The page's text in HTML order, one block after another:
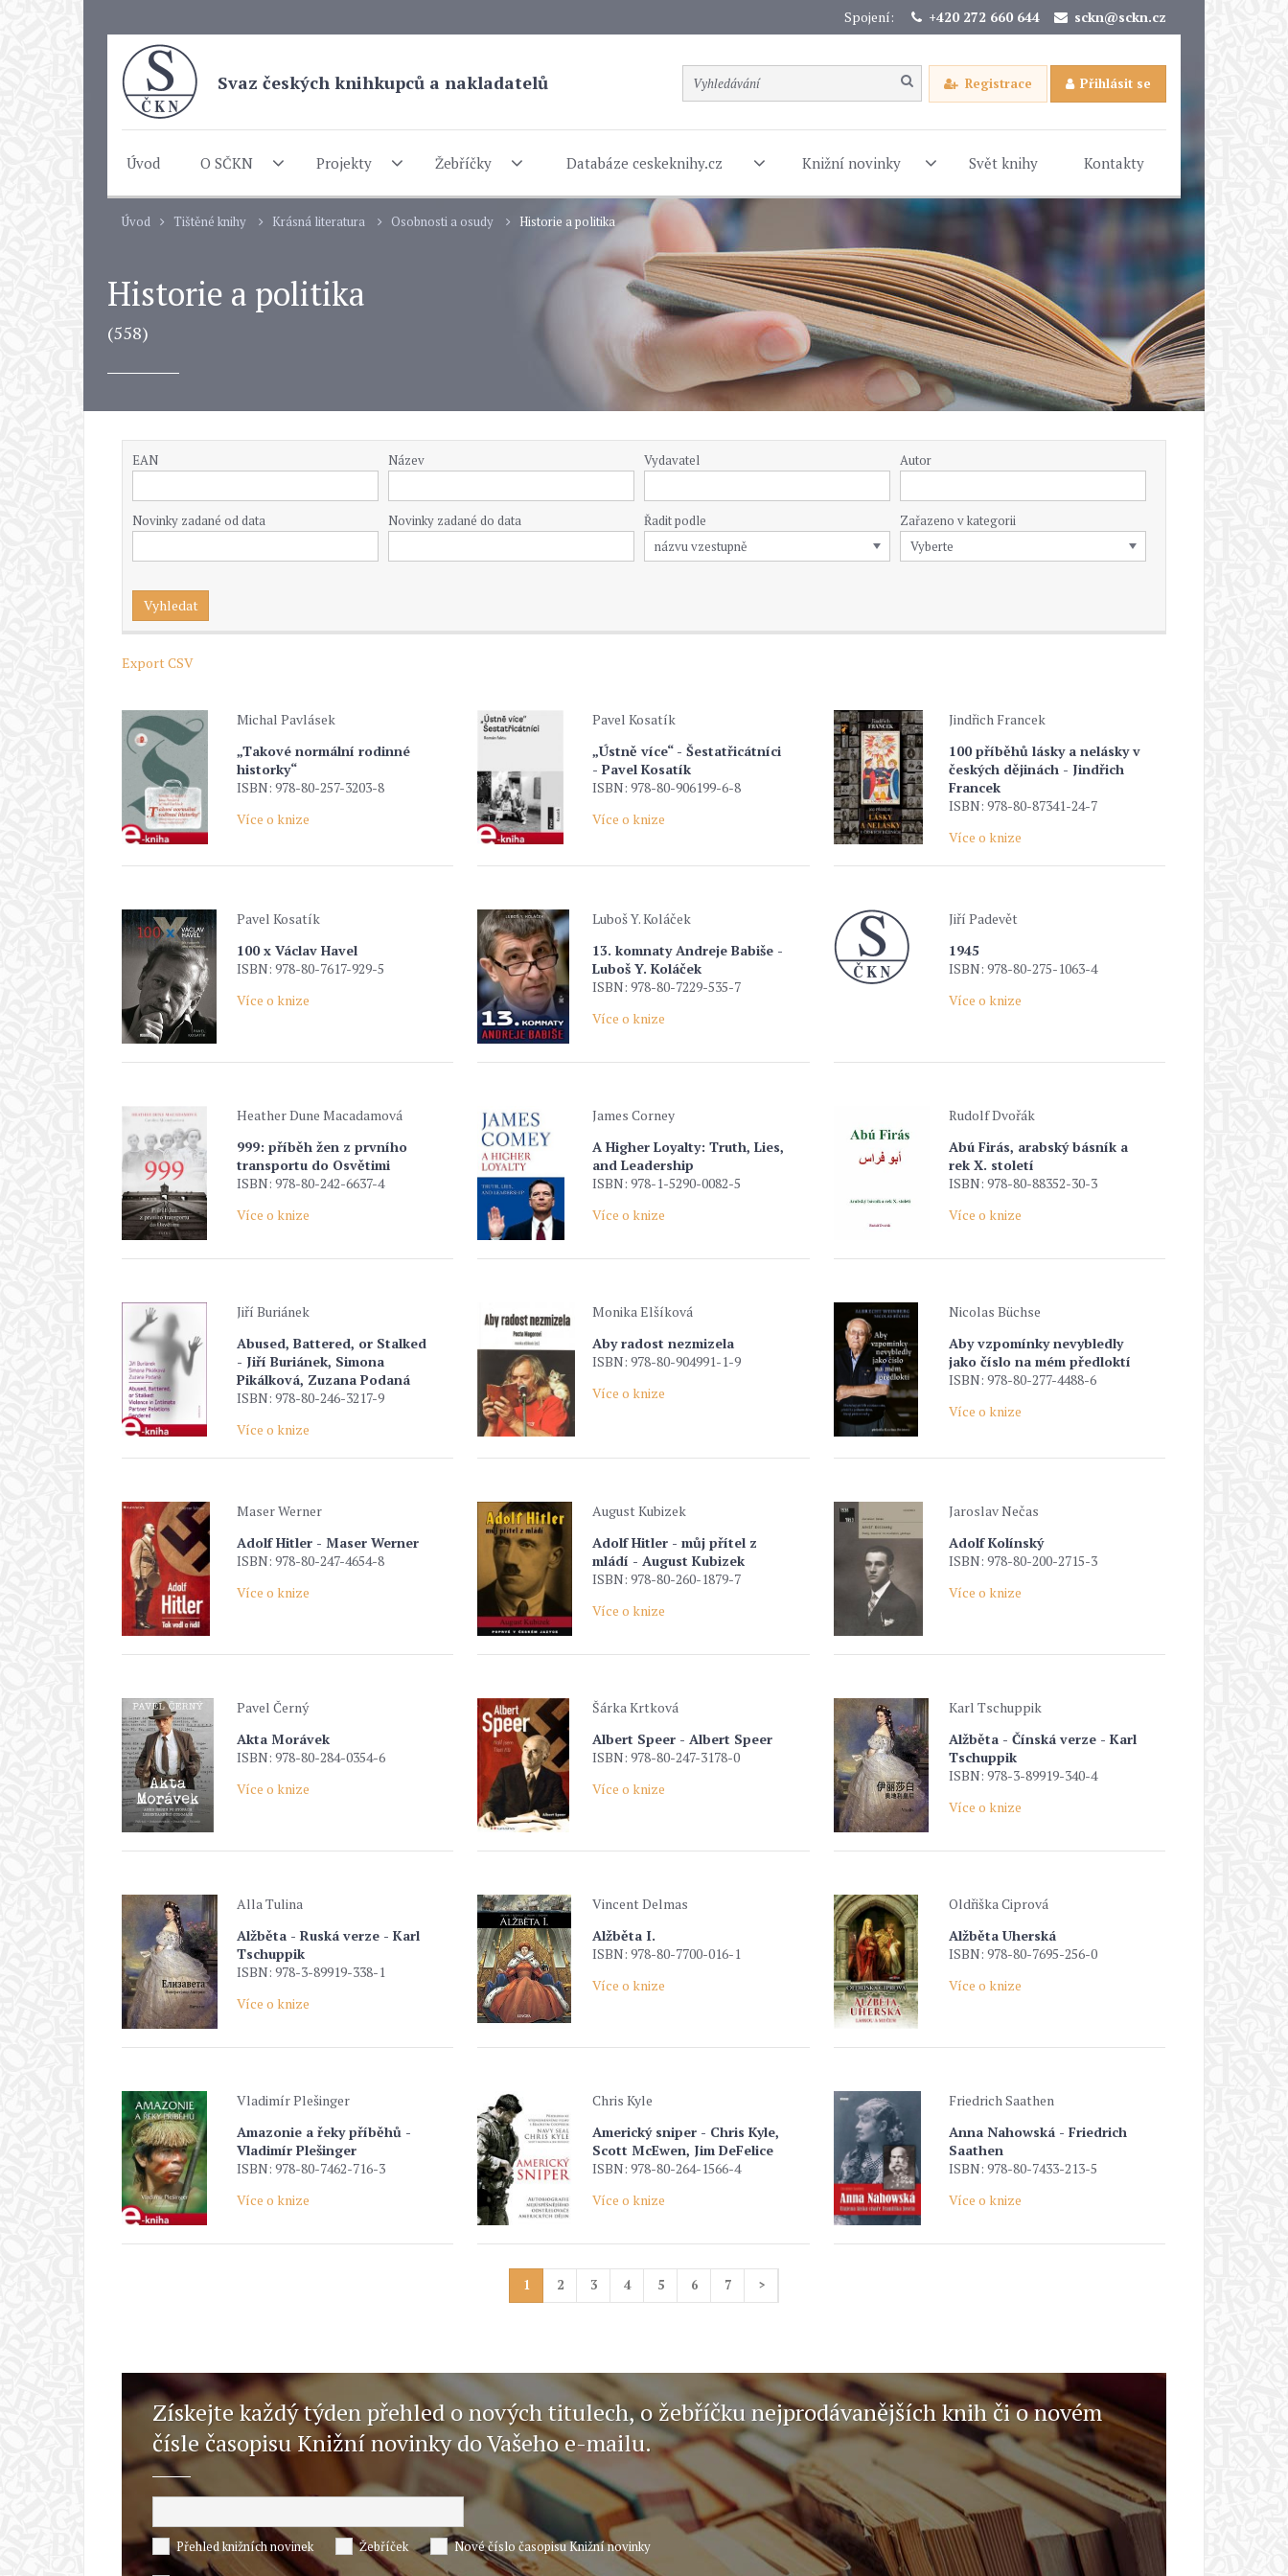
Spojení: +420 272 660 644 sckn@sckn.cz
Svaz českých knihkupců a nakladatelů Registrace Přihlásit se
Úvod O SČKN Projekty Žebříčky Databáze ceskeknihy.cz Knižní novinky Svět knihy Kontakty
Úvod Tištěné knihy Krásná literatura Osobnosti a osudy Historie a politika
Historie a politika
(558)
EAN Název Vydavatel Autor
Novinky zadané od data Novinky zadané do data Řadit podle Zařazeno v kategorii
Export CSV
Michal Pavlásek
„Takové normální rodinné
historky“
ISBN: 978-80-257-3203-8
Více o knize
Pavel Kosatík
„Ústně více“ - Šestatřicátníci
- Pavel Kosatík
ISBN: 978-80-906199-6-8
Více o knize
Jindřich Francek
100 příběhů lásky a nelásky v
českých dějinách - Jindřich
Francek
ISBN: 978-80-87341-24-7
Více o knize
Pavel Kosatík
100 x Václav Havel
ISBN: 978-80-7617-929-5
Více o knize
Luboš Y. Koláček
13. komnaty Andreje Babiše -
Luboš Y. Koláček
ISBN: 978-80-7229-535-7
Více o knize
Jiří Padevět
1945
ISBN: 978-80-275-1063-4
Více o knize
Heather Dune Macadamová
999: příběh žen z prvního
transportu do Osvětimi
ISBN: 978-80-242-6637-4
Více o knize
James Corney
A Higher Loyalty: Truth, Lies,
and Leadership
ISBN: 978-1-5290-0082-5
Více o knize
Rudolf Dvořák
Abú Firás, arabský básník a
rek X. století
ISBN: 978-80-88352-30-3
Více o knize
Jiří Buriánek
Abused, Battered, or Stalked
- Jiří Buriánek, Simona
Pikálková, Zuzana Podaná
ISBN: 978-80-246-3217-9
Více o knize
Monika Elšíková
Aby radost nezmizela
ISBN: 978-80-904991-1-9
Více o knize
Nicolas Büchse
Aby vzpomínky nevybledly
jako číslo na mém předloktí
ISBN: 978-80-277-4488-6
Více o knize
Maser Werner
Adolf Hitler - Maser Werner
ISBN: 978-80-247-4654-8
Více o knize
August Kubizek
Adolf Hitler - můj přítel z
mládí - August Kubizek
ISBN: 978-80-260-1879-7
Více o knize
Jaroslav Nečas
Adolf Kolínský
ISBN: 978-80-200-2715-3
Více o knize
Pavel Černý
Akta Morávek
ISBN: 978-80-284-0354-6
Více o knize
Šárka Krtková
Albert Speer - Albert Speer
ISBN: 978-80-247-3178-0
Více o knize
Karl Tschuppik
Alžběta - Čínská verze - Karl
Tschuppik
ISBN: 978-3-89919-340-4
Více o knize
Alla Tulina
Alžběta - Ruská verze - Karl
Tschuppik
ISBN: 978-3-89919-338-1
Více o knize
Vincent Delmas
Alžběta I.
ISBN: 978-80-7700-016-1
Více o knize
Oldřiška Ciprová
Alžběta Uherská
ISBN: 978-80-7695-256-0
Více o knize
Vladimír Plešinger
Amazonie a řeky příběhů -
Vladimír Plešinger
ISBN: 978-80-7462-716-3
Více o knize
Chris Kyle
Americký sniper - Chris Kyle,
Scott McEwen, Jim DeFelice
ISBN: 978-80-264-1566-4
Více o knize
Friedrich Saathen
Anna Nahowská - Friedrich
Saathen
ISBN: 978-80-7433-213-5
Více o knize
1 2 3 4 5 6 7 >
Získejte každý týden přehled o nových titulech, o žebříčku nejprodávanějších knih či o novém
čísle časopisu Knižní novinky do Vašeho e-mailu.
Přehled knižních novinek Žebříček Nové číslo časopisu Knižní novinky